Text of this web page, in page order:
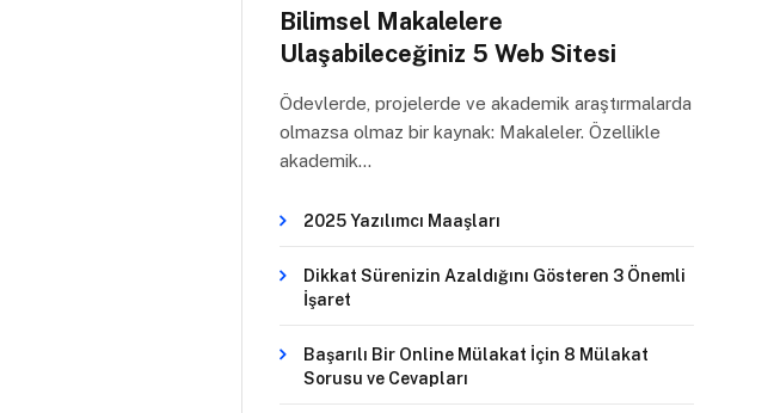
Bilimsel Makalelere
Ulaşabileceğiniz 5 Web Sitesi
Ödevlerde, projelerde ve akademik araştırmalarda
olmazsa olmaz bir kaynak: Makaleler. Özellikle
akademik…
2025 Yazılımcı Maaşları
Dikkat Sürenizin Azaldığını Gösteren 3 Önemli
İşaret
Başarılı Bir Online Mülakat İçin 8 Mülakat
Sorusu ve Cevapları